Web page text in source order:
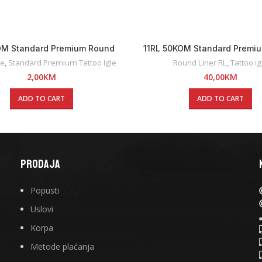
Standard Premium Round
Liner Tattoo Igla
, Standard Premium Tattoo Igle
2,00KM
ADD TO CART
11RL 50KOM Standard
Liner Tattoo Igle
Round Liner RL,Tattoo
40,00KM
ADD TO CART
PRODAJA
Popusti
Uslovi
Korpa
Metode plaćanja